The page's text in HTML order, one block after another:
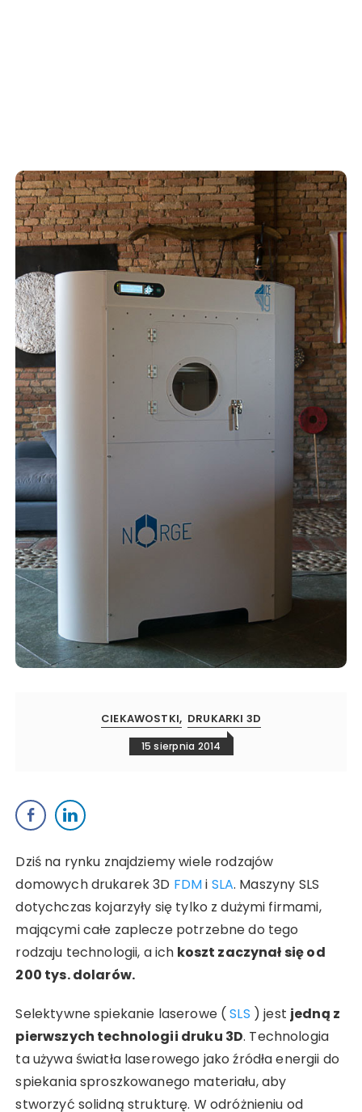
CIEKAWOSTKI DRUKARKI 3D
15 sierpnia 2014
Dziś na rynku znajdziemy wiele rodzajów
domowych drukarek 3D FDMi SLA. Maszyny SLS
dotychczas kojarzyły się tylko z dużymi firmami,
mającymi całe zaplecze potrzebne do tego
rodzaju technologii, a ich koszt zaczynał się od
200 tys. dolarów.
Selektywne spiekanie laserowe (SLS ) jest jedną z
pierwszych technologii druku 3D. Technologia
ta używa światła laserowego jako źródła energii do
spiekania sproszkowanego materiału, aby
stworzyć solidną strukturę. W odróżnieniu od